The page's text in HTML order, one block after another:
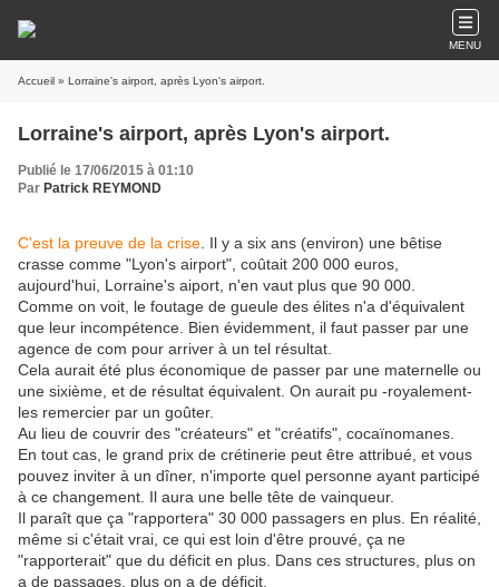
MENU
Accueil » Lorraine's airport, après Lyon's airport.
Lorraine's airport, après Lyon's airport.
Publié le 17/06/2015 à 01:10
Par Patrick REYMOND
C'est la preuve de la crise . Il y a six ans (environ) une bêtise
crasse comme "Lyon's airport", coûtait 200 000 euros,
aujourd'hui, Lorraine's aiport, n'en vaut plus que 90 000.
Comme on voit, le foutage de gueule des élites n'a d'équivalent
que leur incompétence. Bien évidemment, il faut passer par une
agence de com pour arriver à un tel résultat.
Cela aurait été plus économique de passer par une maternelle ou
une sixième, et de résultat équivalent. On aurait pu -royalement-
les remercier par un goûter.
Au lieu de couvrir des "créateurs" et "créatifs", cocaïnomanes.
En tout cas, le grand prix de crétinerie peut être attribué, et vous
pouvez inviter à un dîner, n'importe quel personne ayant participé
à ce changement. Il aura une belle tête de vainqueur.
Il paraît que ça "rapportera" 30 000 passagers en plus. En réalité,
même si c'était vrai, ce qui est loin d'être prouvé, ça ne
"rapporterait" que du déficit en plus. Dans ces structures, plus on
a de passages, plus on a de déficit.